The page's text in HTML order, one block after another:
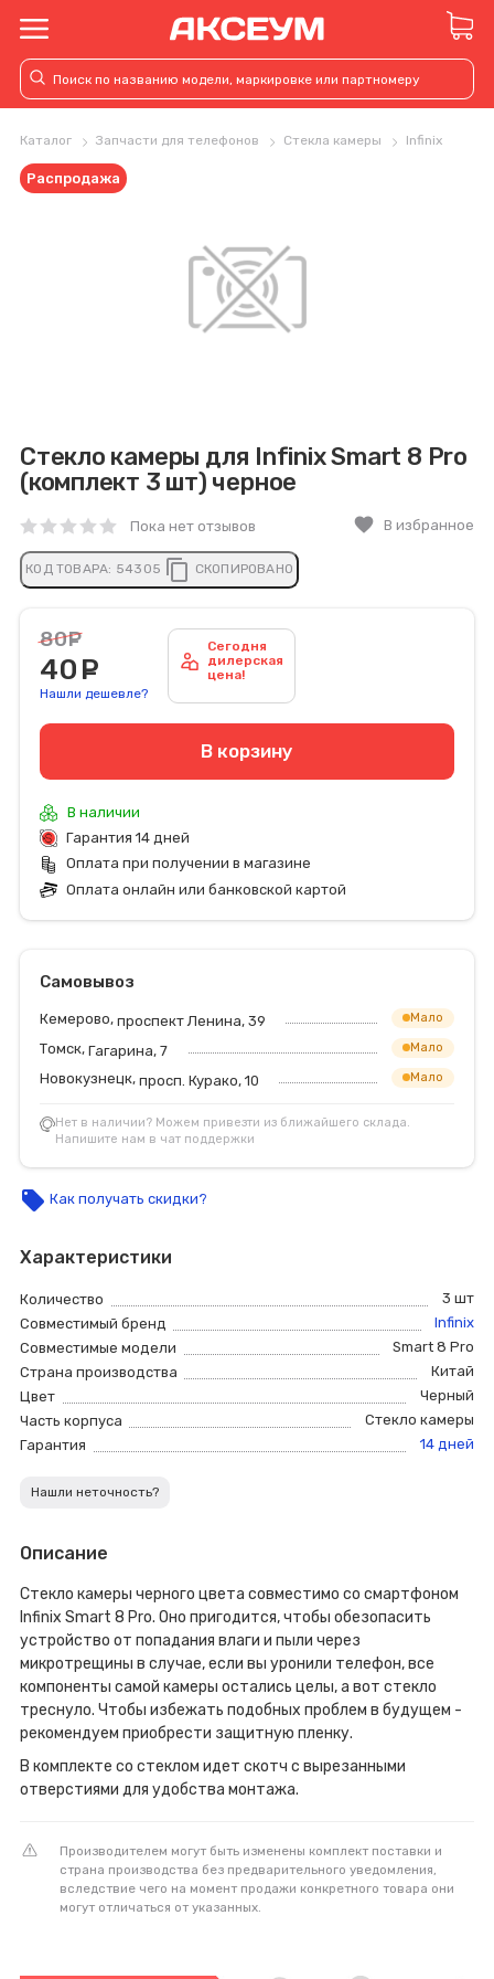
Каталог Запчасти для телефонов Стекла камеры Infinix
Стекло камеры для Infinix Smart 8 Pro
(комплект 3 шт) черное
Пока нет отзывов favorite В избранное
КОД ТОВАРА: 54305 content_copy СКОПИРОВАНО
Распродажа
80 руб.
40 руб.
Нашли дешевле?
Сегодня
дилерская
цена!
В корзину
В наличии
Гарантия 14 дней
Оплата при получении в магазине
Оплата онлайн или банковской картой
Самовывоз
Кемерово, проспект Ленина, 39 Мало
Томск, Гагарина, 7 Мало
Новокузнецк, просп. Курако, 10 Мало
Нет в наличии? Можем привезти из ближайшего склада.
Напишите нам в чат поддержки
local_offer Как получать скидки?
Характеристики
Количество
3 шт
Совместимый бренд
Infinix
Совместимые модели
Smart 8 Pro
Страна производства
Китай
Цвет
Черный
Часть корпуса
Стекло камеры
Гарантия
14 дней
Нашли неточность?
Описание
Стекло камеры черного цвета совместимо со смартфоном
Infinix Smart 8 Pro. Оно пригодится, чтобы обезопасить
устройство от попадания влаги и пыли через
микротрещины в случае, если вы уронили телефон, все
компоненты самой камеры остались целы, а вот стекло
треснуло. Чтобы избежать подобных проблем в будущем -
рекомендуем приобрести защитную пленку.
В комплекте со стеклом идет скотч с вырезанными
отверстиями для удобства монтажа.
Производителем могут быть изменены комплект поставки и
страна производства без предварительного уведомления,
вследствие чего на момент продажи конкретного товара они
могут отличаться от указанных.